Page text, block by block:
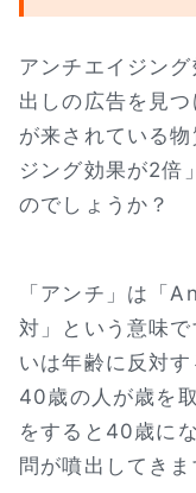
アンチエイジン
出しの広告を見
が来されている
ジング効果が2倍
のでしょうか？
「アンチ」は「
対」という意味
いは年齢に反対
40歳の人が歳を
をすると40歳に
問が噴出してきま